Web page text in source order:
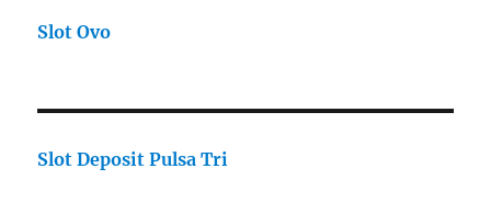
Slot Ovo
Slot Deposit Pulsa Tri